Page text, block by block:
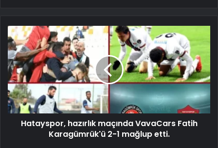
Hatayspor, hazırlık maçında VavaCars Fatih
Karagümrük'ü 2-1 mağlup etti.